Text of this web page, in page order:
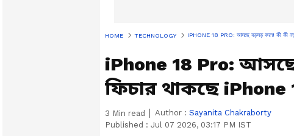
HOME TECHNOLOGY IPHONE 18 PRO: আসছে বড়সড় বদল! কী কী
iPhone 18 Pro:
ফিচার থাকছে iPhone
3 Min read Author : Sayanita Chakraborty
Published : Jul 07 2026, 03:17 PM IST